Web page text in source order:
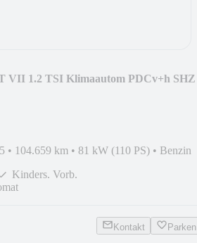
VII 1.2 TSI Klimaautom PDCv+h SHZ
• 104.659 km • 81 kW (110 PS) • Benzin
Kinders. Vorb.
Kontakt Parken